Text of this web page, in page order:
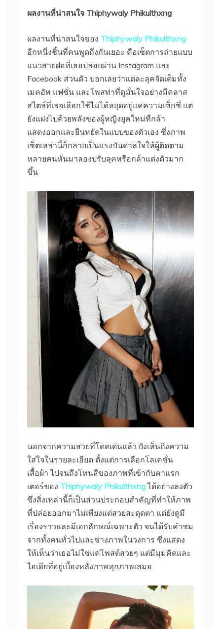
ผลงานที่น่าสนใจ Thiphywaly Phikulthxng
ผลงานที่น่าสนใจของ Thiphywaly Phikulthxng
อีกหนึ่งชิ้นที่คนพูดถึงกันเยอะ คือเซ็ตการถ่ายแบบ
แนวสายฝอที่เธอปล่อยผ่าน Instagram และ
Facebook ส่วนตัว บอกเลยว่าแต่ละลุคจัดเต็มทั้ง
เมคอัพ แฟชั่น และโพสท่าที่ดูมั่นใจอย่างมีคลาส
สไตล์ที่เธอเลือกใช้ไม่ได้หยุดอยู่แค่ความเซ็กซี่ แต่
ยังแฝงไปด้วยพลังของผู้หญิงยุคใหม่ที่กล้า
แสดงออกและยืนหยัดในแบบของตัวเอง ซึ่งภาพ
เซ็ตเหล่านี้ก็กลายเป็นแรงบันดาลใจให้ผู้ติดตาม
หลายคนหันมาลองปรับลุคหรือกล้าแต่งตัวมาก
ขึ้น
นอกจากความสวยที่โดดเด่นแล้ว ยังเห็นถึงความ
ใส่ใจในรายละเอียด ตั้งแต่การเลือกโลเคชั่น
เสื้อผ้า ไปจนถึงโทนสีของภาพที่เข้ากับคาแรก
เตอร์ของ Thiphywaly Phikulthxngได้อย่างลงตัว
ซึ่งสิ่งเหล่านี้ก็เป็นส่วนประกอบสำคัญที่ทำให้ภาพ
ที่ปล่อยออกมาไม่เพียงแต่สวยสะดุดตา แต่ยังดูมี
เรื่องราวและมีเอกลักษณ์เฉพาะตัว จนได้รับคำชม
จากทั้งคนทั่วไปและช่างภาพในวงการ ซึ่งแสดง
ให้เห็นว่าเธอไม่ใช่แค่โพสต์สวยๆ แต่มีมุมคิดและ
ไอเดียที่อยู่เบื้องหลังภาพทุกภาพเสมอ